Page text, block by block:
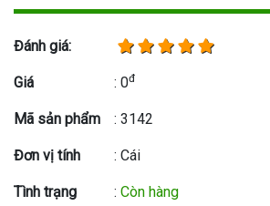
Đánh giá:
Giá : 0đ
Mã sản phẩm : 3142
Đơn vị tính : Cái
Tình trạng : Còn hàng